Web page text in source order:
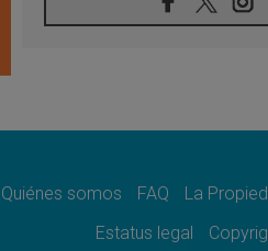
08.08.2026
En Colombia, «la
08.08.2026
08.08.2026
del Buen Consejo
Quiénes somos FAQ La
Estatus legal